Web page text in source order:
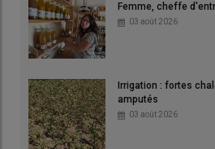
Femme, cheffe
03 août 2026
Irrigation : fortes
amputés
03 août 2026